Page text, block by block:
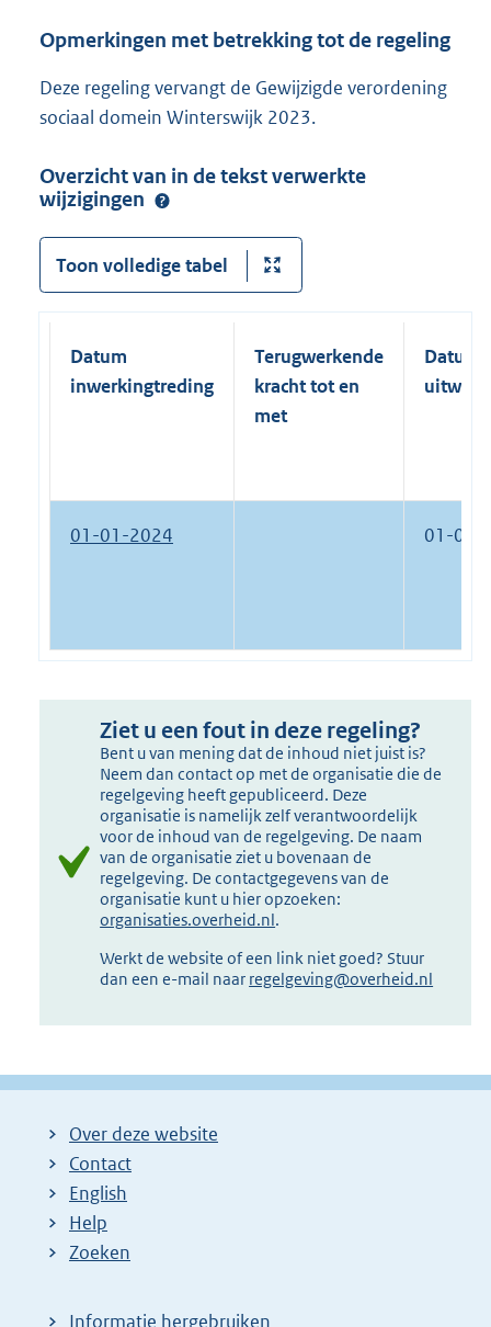
Opmerkingen met betrekking tot de regeling
Deze regeling vervangt de Gewijzigde verordening
sociaal domein Winterswijk 2023.
Overzicht van in de tekst verwerkte
wijzigingen
Toon volledige tabel
Datum
inwerkingtreding
Terugwerkende
kracht tot en
met
Datum
01-01-2024 01-01-
Ziet u een fout in deze regeling?
Bent u van mening dat de inhoud niet juist is?
Neem dan contact op met de organisatie die de
regelgeving heeft gepubliceerd. Deze
organisatie is namelijk zelf verantwoordelijk
voor de inhoud van de regelgeving. De naam
van de organisatie ziet u bovenaan de
regelgeving. De contactgegevens van de
organisatie kunt u hier opzoeken:
organisaties.overheid.nl.
Werkt de website of een link niet goed? Stuur
dan een e-mail naar regelgeving@overheid.nl
Over deze website
Contact
English
Help
Zoeken
Informatie hergebruiken